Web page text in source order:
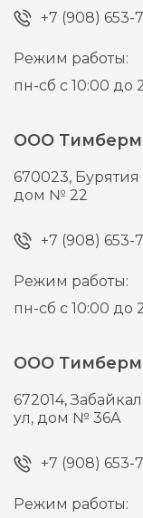
+7 (908) 653-
Режим работы:
пн-сб с 10:00 до
ООО
670023, Бурятия
дом № 22
+7 (908) 653-
Режим работы:
пн-сб с 10:00 до
ООО
672014,
ул, дом № 36А
+7 (908) 653-
Режим работы: